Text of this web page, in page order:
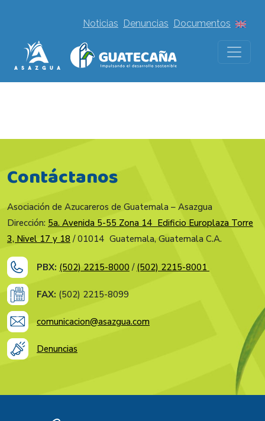
Noticias Denuncias Documentos
Contáctanos
Asociación de Azucareros de Guatemala – Asazgua
Dirección: 5a. Avenida 5-55 Zona 14 Edificio Europlaza Torre
3, Nivel 17 y 18 / 01014 Guatemala, Guatemala C.A.
PBX: (502) 2215-8000 / (502) 2215-8001
FAX: (502) 2215-8099
comunicacion@asazgua.com
Denuncias